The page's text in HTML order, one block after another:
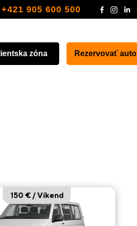
+421 905 600 500
zóna Rezervovať auto
150 € / Víkend